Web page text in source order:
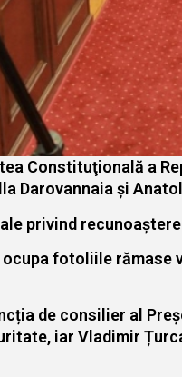
Constituţională a
Darovannaia și
privind
fotoliile rămase
de consilier al
iar Vladimir